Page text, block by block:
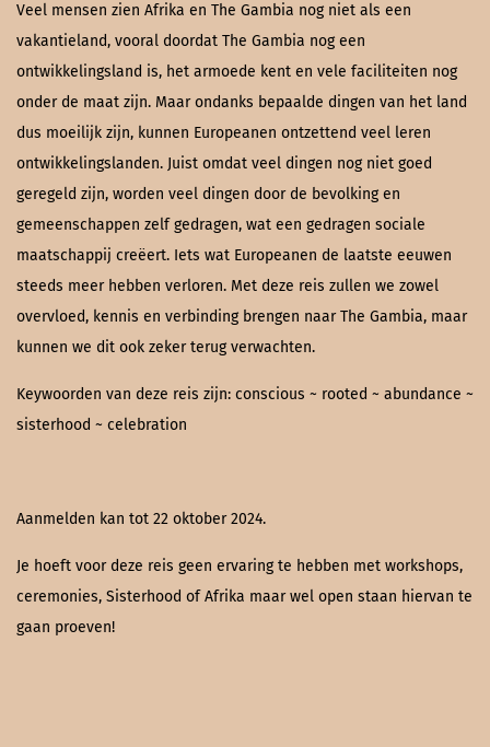
Veel mensen zien Afrika en The Gambia nog niet als een
vakantieland, vooral doordat The Gambia nog een
ontwikkelingsland is, het armoede kent en vele faciliteiten nog
onder de maat zijn. Maar ondanks bepaalde dingen van het land
dus moeilijk zijn, kunnen Europeanen ontzettend veel leren
ontwikkelingslanden. Juist omdat veel dingen nog niet goed
geregeld zijn, worden veel dingen door de bevolking en
gemeenschappen zelf gedragen, wat een gedragen sociale
maatschappij creëert. Iets wat Europeanen de laatste eeuwen
steeds meer hebben verloren. Met deze reis zullen we zowel
overvloed, kennis en verbinding brengen naar The Gambia, maar
kunnen we dit ook zeker terug verwachten.
Keywoorden van deze reis zijn: conscious ~ rooted ~ abundance ~
sisterhood ~ celebration
Aanmelden kan tot 22 oktober 2024.
Je hoeft voor deze reis geen ervaring te hebben met workshops,
ceremonies, Sisterhood of Afrika maar wel open staan hiervan te
gaan proeven!